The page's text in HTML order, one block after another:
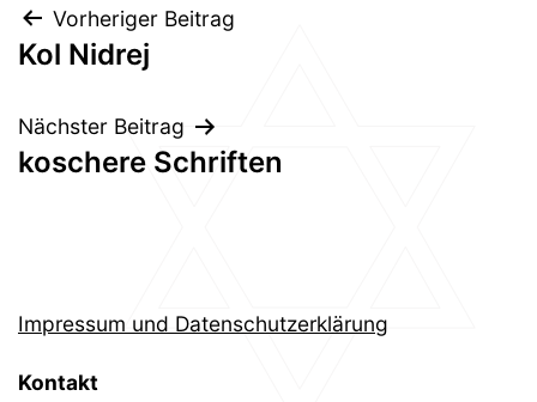
Beitragsnavigation
Vorheriger Beitrag
Kol Nidrej
Nächster Beitrag
koschere Schriften
Impressum und Datenschutzerklärung
Kontakt